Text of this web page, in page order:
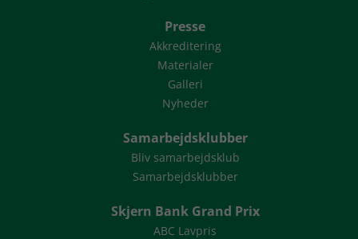
Presse
Akkreditering
Materialer
Galleri
Nyheder
Samarbejdsklubber
Bliv samarbejdsklub
Samarbejdsklubber
Skjern Bank Grand Prix
ABC Lavpris